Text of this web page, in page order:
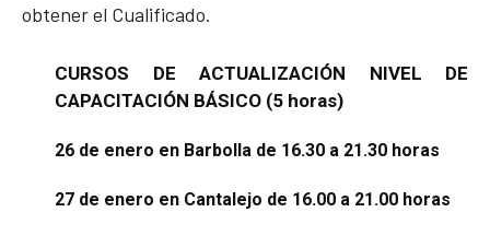
obtener el Cualificado.
CURSOS DE ACTUALIZACIÓN NIVEL DE
CAPACITACIÓN BÁSICO (5 horas)
26 de enero en Barbolla de 16.30 a 21.30 horas
27 de enero en Cantalejo de 16.00 a 21.00 horas